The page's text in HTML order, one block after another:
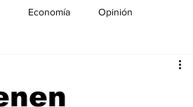
Economía Opinión
Desarrollo